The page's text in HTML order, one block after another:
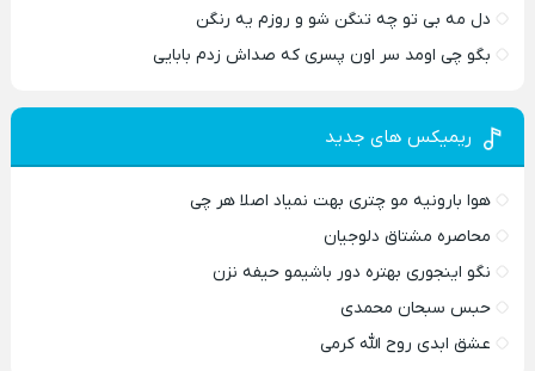
دل مه بی تو چه تنگن شو و روزم یه رنگن
بگو چی اومد سر اون پسری که صداش زدم بابایی
ریمیکس های جدید
هوا بارونیه مو چتری بهت نمیاد اصلا هر چی
محاصره مشتاق دلوجیان
نگو اینجوری بهتره دور باشیمو حیفه نزن
حبس سبحان محمدی
عشق ابدی روح الله کرمی